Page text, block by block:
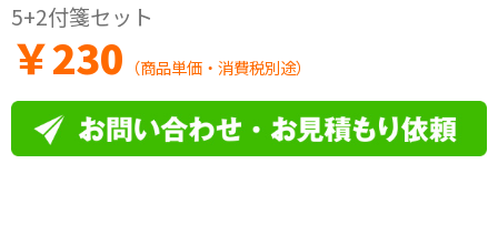
5+2付箋セット
￥230 （商品単価・消費税別途）